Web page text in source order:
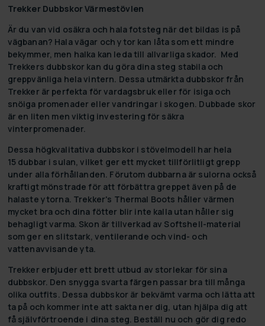
Trekker Dubbskor Värmestövlen
Är du van vid osäkra och hala fotsteg när det bildas is på
vägbanan? Hala vägar och ytor kan låta som ett mindre
bekymmer, men halka kan leda till allvarliga skador. Med
Trekkers dubbskor kan du göra dina steg stabila och
greppvänliga hela vintern. Dessa utmärkta dubbskor från
Trekker är perfekta för vardagsbruk eller för isiga och
snöiga promenader eller vandringar i skogen. Dubbade skor
är en liten men viktig investering för säkra
vinterpromenader.
Dessa högkvalitativa dubbskor i stövelmodell har hela
15 dubbar i sulan, vilket ger ett mycket tillförlitligt grepp
under alla förhållanden. Förutom dubbarna är sulorna också
kraftigt mönstrade för att förbättra greppet även på de
halaste ytorna. Trekker's Thermal Boots håller värmen
mycket bra och dina fötter blir inte kalla utan håller sig
behagligt varma. Skon är tillverkad av Softshell-material
som ger en slitstark, ventilerande och vind- och
vattenavvisande yta.
Trekker erbjuder ett brett utbud av storlekar för sina
dubbskor. Den snygga svarta färgen passar bra till många
olika outfits. Dessa dubbskor är bekvämt varma och lätta att
ta på och kommer inte att sakta ner dig, utan hjälpa dig att
få självförtroende i dina steg. Beställ nu och gör dig redo